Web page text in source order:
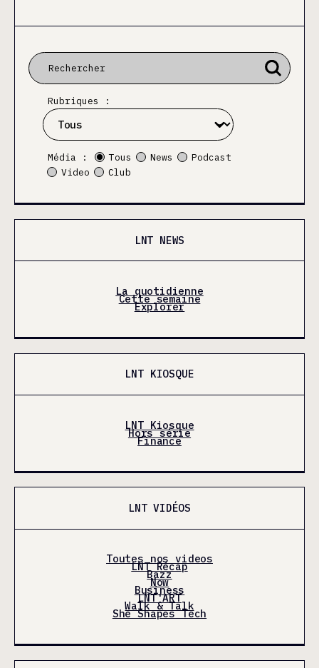
Rubriques :
Média : Tous News
Podcast
Video
Club
LNT NEWS
La quotidienne
Cette semaine
Explorer
LNT KIOSQUE
LNT Kiosque
Hors série
Finance
LNT VIDÉOS
Toutes nos videos
LNT Récap
Bazz
Now
Business
LNT'ART
Walk & Talk
She Shapes Tech